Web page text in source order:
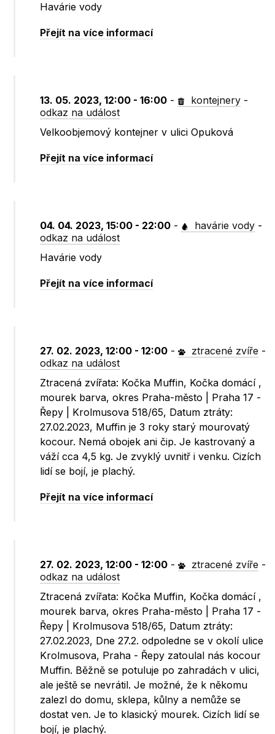
Havárie vody
Přejít na více informací
13. 05. 2023, 12:00 - 16:00 - kontejnery -
odkaz na událost
Velkoobjemový kontejner v ulici Opuková
Přejít na více informací
04. 04. 2023, 15:00 - 22:00 - havárie vody -
odkaz na událost
Havárie vody
Přejít na více informací
27. 02. 2023, 12:00 - 12:00 - ztracené zvíře -
odkaz na událost
Ztracená zvířata: Kočka Muffin, Kočka domácí ,
mourek barva, okres Praha-město | Praha 17 -
Řepy | Krolmusova 518/65, Datum ztráty:
27.02.2023, Muffin je 3 roky starý mourovatý
kocour. Nemá obojek ani čip. Je kastrovaný a
váží cca 4,5 kg. Je zvyklý uvnitř i venku. Cizích
lidí se bojí, je plachý.
Přejít na více informací
27. 02. 2023, 12:00 - 12:00 - ztracené zvíře -
odkaz na událost
Ztracená zvířata: Kočka Muffin, Kočka domácí ,
mourek barva, okres Praha-město | Praha 17 -
Řepy | Krolmusova 518/65, Datum ztráty:
27.02.2023, Dne 27.2. odpoledne se v okolí ulice
Krolmusova, Praha - Řepy zatoulal nás kocour
Muffin. Běžně se potuluje po zahradách v ulici,
ale ještě se nevrátil. Je možné, že k někomu
zalezl do domu, sklepa, kůlny a nemůže se
dostat ven. Je to klasický mourek. Cizích lidí se
bojí, je plachý.